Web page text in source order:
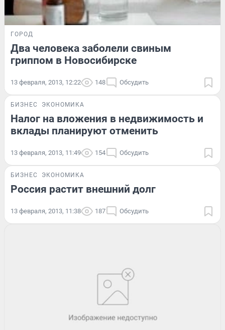
ГОРОД
Два человека заболели свиным
гриппом в Новосибирске
13 февраля, 2013, 12:22 148 Обсудить
БИЗНЕС ЭКОНОМИКА
Налог на вложения в недвижимость и
вклады планируют отменить
13 февраля, 2013, 11:49 154 Обсудить
БИЗНЕС ЭКОНОМИКА
Россия растит внешний долг
13 февраля, 2013, 11:38 187 Обсудить